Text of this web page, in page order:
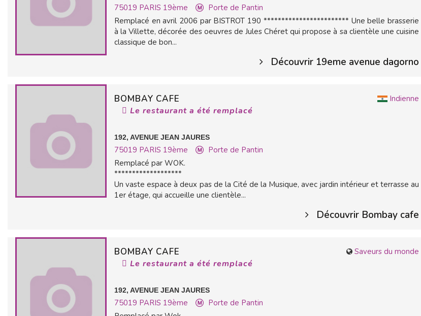
75019 PARIS 19ème
Porte de Pantin
Remplacé en avril 2006 par BISTROT 190 ************************ Une belle brasserie
à la Villette, décorée des oeuvres de Jules Chéret qui propose à sa clientèle une cuisine
classique de bon...
Découvrir 19eme avenue dagorno
Indienne
BOMBAY CAFE
Le restaurant a été remplacé
192, AVENUE JEAN JAURES
75019 PARIS 19ème
Porte de Pantin
Remplacé par WOK.
*******************
Un vaste espace à deux pas de la Cité de la Musique, avec jardin intérieur et terrasse au
1er étage, qui accueille une clientèle...
Découvrir Bombay cafe
Saveurs du monde
BOMBAY CAFE
Le restaurant a été remplacé
192, AVENUE JEAN JAURES
75019 PARIS 19ème
Porte de Pantin